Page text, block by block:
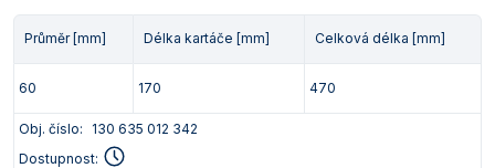
Průměr [mm] Délka kartáče [mm] Celková délka [mm]
60 170 470
Obj. číslo:
130 635 012 342
Dostupnost: